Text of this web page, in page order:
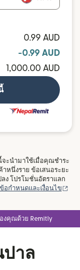
0.99 AUD
-0.99 AUD
1,000.00 AUD
จะนำมาใช้เมื่อคุณชำระ
หนึ่งราย ข้อเสนอระยะ
ลง โปรโมชั่นอัตราแลก
ข้อกำหนดและเงื่อนไข
(เปิ
งคุณด้วย Remitly
ปาล